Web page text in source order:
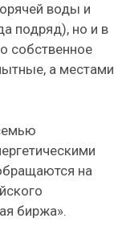
воды и
подряд), но и в
собственное
а местами
на
биржа».